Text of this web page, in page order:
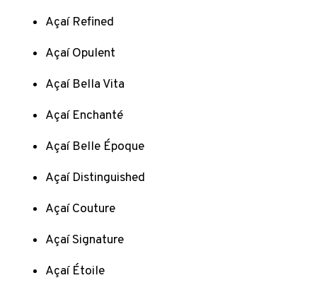
Açaí Refined
Açaí Opulent
Açaí Bella Vita
Açaí Enchanté
Açaí Belle Époque
Açaí Distinguished
Açaí Couture
Açaí Signature
Açaí Étoile